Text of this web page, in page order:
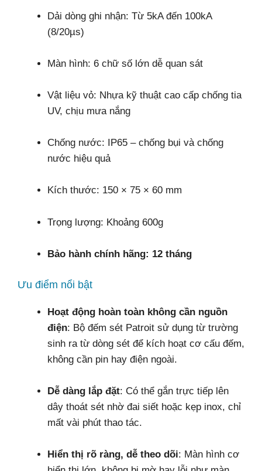
Dải dòng ghi nhận: Từ 5kA đến 100kA
(8/20µs)
Màn hình: 6 chữ số lớn dễ quan sát
Vật liệu vỏ: Nhựa kỹ thuật cao cấp chống tia
UV, chịu mưa nắng
Chống nước: IP65 – chống bụi và chống
nước hiệu quả
Kích thước: 150 × 75 × 60 mm
Trọng lượng: Khoảng 600g
Bảo hành chính hãng: 12 tháng
Ưu điểm nổi bật
Hoạt động hoàn toàn không cần nguồn
điện: Bộ đếm sét Patroit sử dụng từ trường
sinh ra từ dòng sét để kích hoạt cơ cấu đếm,
không cần pin hay điện ngoài.
Dễ dàng lắp đặt: Có thể gắn trực tiếp lên
dây thoát sét nhờ đai siết hoặc kẹp inox, chỉ
mất vài phút thao tác.
Hiển thị rõ ràng, dễ theo dõi: Màn hình cơ